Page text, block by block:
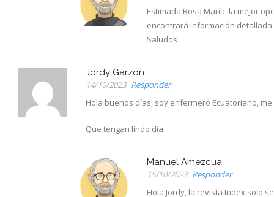
Estimada Rosa María, la mejor
encontrará información
Saludos
Jordy Garzon
14/10/2023 Responder
Hola buenos días, soy enfermero Ecuatoriano,
Que tengan lindo día
Manuel Amezcua
15/10/2023 Responder
Hola Jordy, la revista Index solo